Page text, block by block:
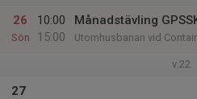
26
Sön
10:00
15:00
Månadstävling
Utomhusbanan vid
v.22
27